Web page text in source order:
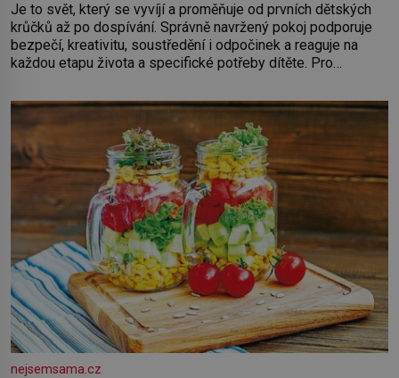
Je to svět, který se vyvíjí a proměňuje od prvních dětských
krůčků až po dospívání. Správně navržený pokoj podporuje
bezpečí, kreativitu, soustředění i odpočinek a reaguje na
každou etapu života a specifické potřeby dítěte. Pro
by pokoj miminka měl působit především klidně a útulně.
Předškolní věk je
nejsemsama.cz